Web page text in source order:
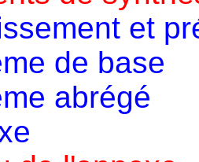
et
de base
abrégé